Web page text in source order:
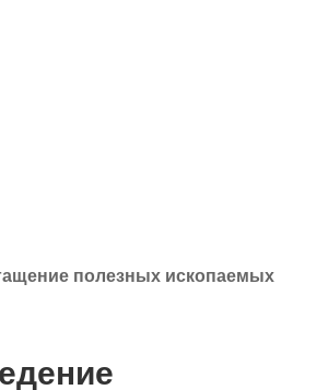
полезных ископаемых